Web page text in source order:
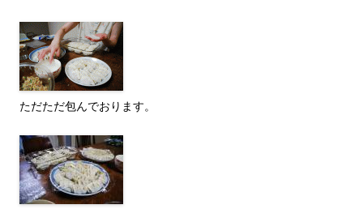
ただただ包んでおります。